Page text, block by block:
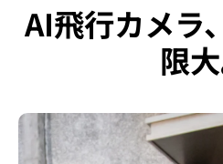
AI飛行カメラ
限大